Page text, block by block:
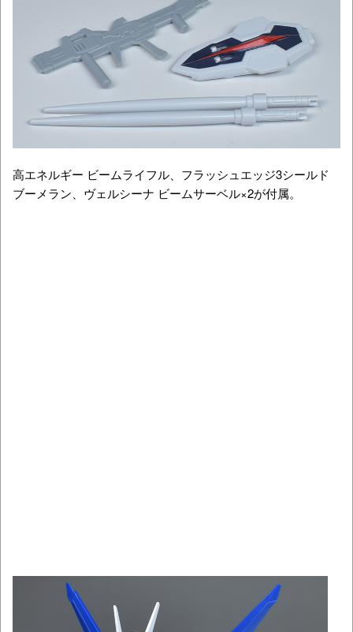
高エネルギー ビームライフル、フラッシュエッジ3シールド
ブーメラン、ヴェルシーナ ビームサーベル×2が付属。